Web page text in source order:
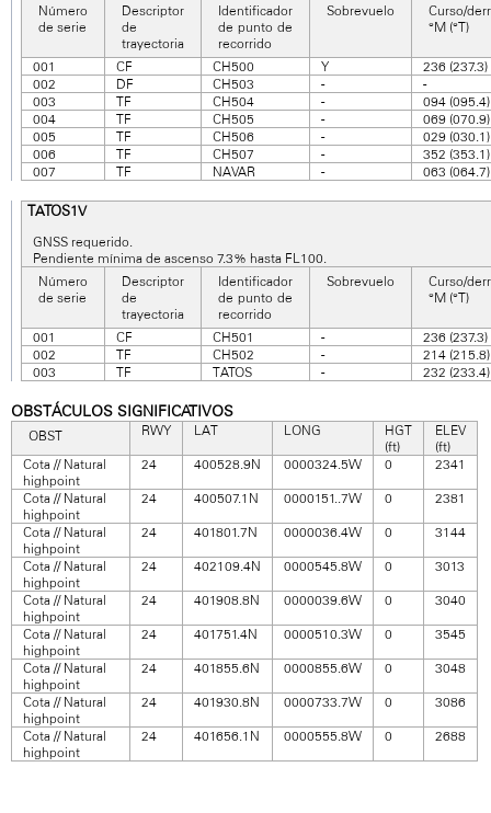
Número
de serie
Descriptor
de
trayectoria
Identificador
de punto de
recorrido
Sobrevuelo
Curso/
°M (°T)
001 CF CH500 Y
236 (237.3)
002
DF CH503 -
-
003
TF CH504 -
094 (095.4)
004
TF CH505 -
069 (070.9)
005
TF CH506 -
029 (030.1)
006
TF CH507 -
352 (353.1)
007
TF NAVAR - 063 (064.7)
TATOS1V
GNSS requerido.
Pendiente mínima de ascenso 7.3% hasta FL100.
Número
de serie
Descriptor
de
trayectoria
Identificador
de punto de
recorrido
Sobrevuelo
Curso/
°M (°T)
001 CF CH501 -
236 (237.3)
002
TF CH502 -
214 (215.8)
003
TF TATOS - 232 (233.4)
OBSTÁCULOS SIGNIFICATIVOS
OBST RWY LAT LONG
HGT
(ft)
ELEV
(ft)
Cota // Natural
highpoint
24 400528.9N 0000324.5W 0 2341
Cota // Natural
highpoint
24 400507.1N 0000151..7W 0 2381
Cota // Natural
highpoint
24 401801.7N 0000036.4W 0 3144
Cota // Natural
highpoint
24 402109.4N 0000545.8W 0 3013
Cota // Natural
highpoint
24 401908.8N 0000039.6W 0 3040
Cota // Natural
highpoint
24 401751.4N 0000510.3W 0 3545
Cota // Natural
highpoint
24 401855.6N 0000855.6W 0 3048
Cota // Natural
highpoint
24 401930.8N 0000733.7W 0 3086
Cota // Natural
highpoint
24 401656.1N 0000555.8W 0 2688